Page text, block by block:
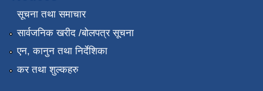
सूचना तथा समाचार
सार्वजनिक खरीद /बोलपत्र सूचना
एन, कानुन तथा निर्देशिका
कर तथा शुल्कहरु